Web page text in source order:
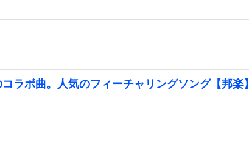
ラボ曲。人気のフィーチャリングソング【邦楽】